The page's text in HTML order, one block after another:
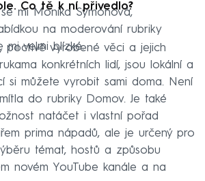
Co tě k ní přivedlo?
mi Monika Symonová,
na moderování rubriky
mi velmi blízké.
poctivě vyrobené věci a jejich
konkrétních lidí, jsou lokální a
si můžete vyrobit sami doma. Není
do rubriky Domov. Je také
natáčet i vlastní pořad
prima nápadů, ale je určený pro
témat, hostů a způsobu
novém YouTube kanále a na